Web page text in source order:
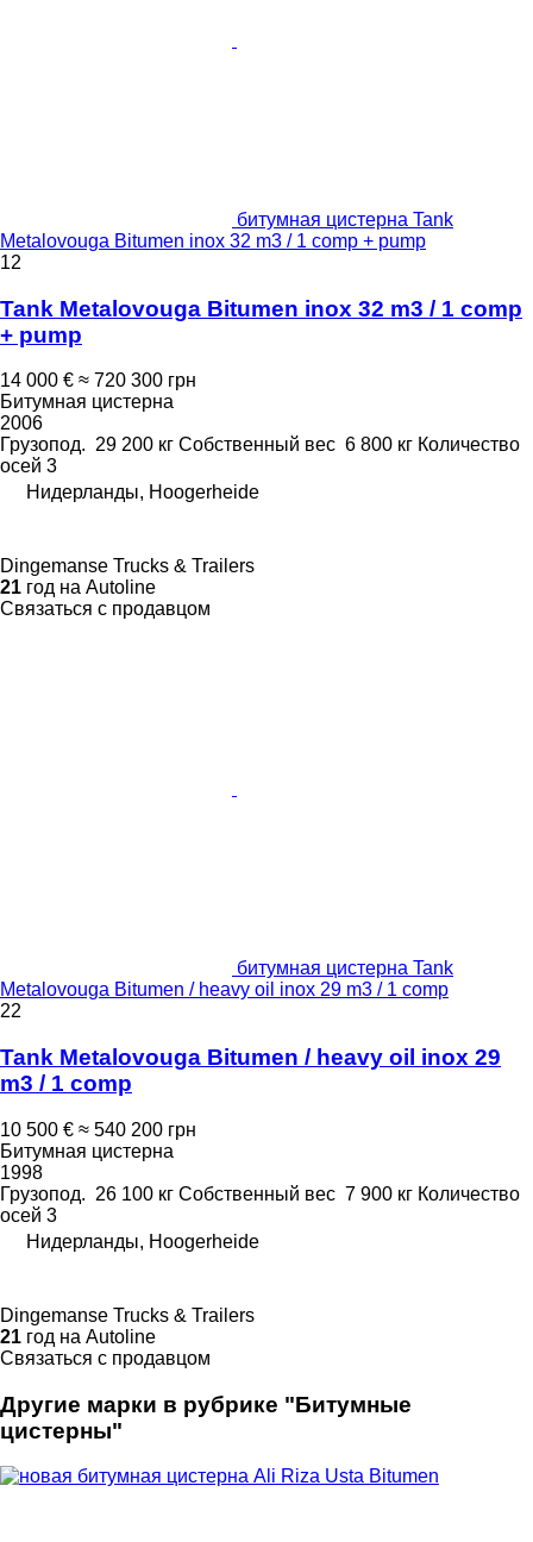
битумная цистерна Tank
Metalovouga Bitumen inox 32 m3 / 1 comp + pump
12
Tank Metalovouga Bitumen inox 32 m3 / 1 comp
+ pump
14 000 € ≈ 720 300 грн
Битумная цистерна
2006
Грузопод. 29 200 кг Собственный вес 6 800 кг Количество
осей 3
Нидерланды, Hoogerheide
Dingemanse Trucks & Trailers
21 год на Autoline
Связаться с продавцом
битумная цистерна Tank
Metalovouga Bitumen / heavy oil inox 29 m3 / 1 comp
22
Tank Metalovouga Bitumen / heavy oil inox 29
m3 / 1 comp
10 500 € ≈ 540 200 грн
Битумная цистерна
1998
Грузопод. 26 100 кг Собственный вес 7 900 кг Количество
осей 3
Нидерланды, Hoogerheide
Dingemanse Trucks & Trailers
21 год на Autoline
Связаться с продавцом
Другие марки в рубрике "Битумные
цистерны"